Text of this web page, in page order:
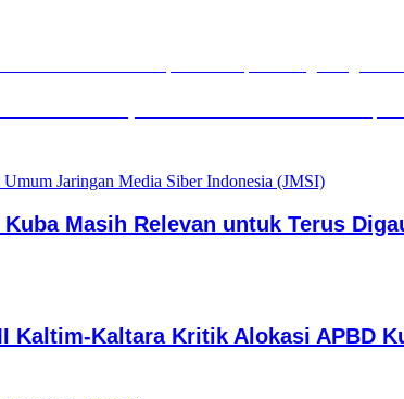
Masih Relevan untuk Terus
Kaltim-Kaltara Kritik Alokasi APBD